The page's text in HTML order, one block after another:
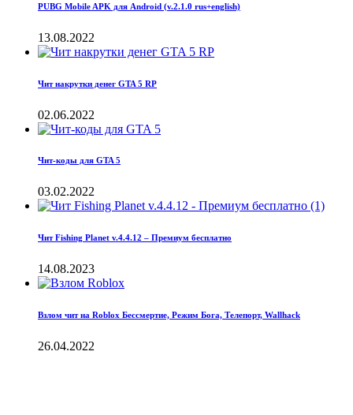
PUBG Mobile APK для Android (v.2.1.0 rus+english)
13.08.2022
Чит накрутки денег GTA 5 RP
02.06.2022
Чит-коды для GTA 5
03.02.2022
Чит Fishing Planet v.4.4.12 – Премиум бесплатно
14.08.2023
Взлом чит на Roblox Бессмертие, Режим Бога, Телепорт, Wallhack
26.04.2022